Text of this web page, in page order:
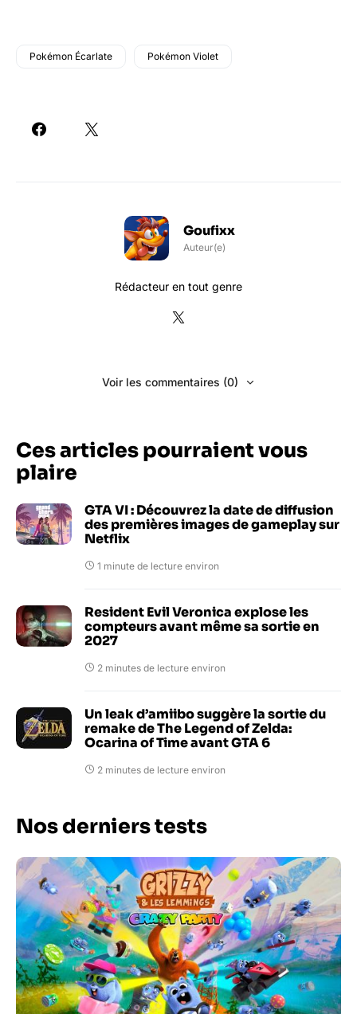
Pokémon Écarlate Pokémon Violet
Goufixx
Auteur(e)
Rédacteur en tout genre
Voir les commentaires (0)
Ces articles pourraient vous
plaire
GTA VI : Découvrez la date de diffusion
des premières images de gameplay sur
Netflix
1 minute de lecture environ
Resident Evil Veronica explose les
compteurs avant même sa sortie en
2027
2 minutes de lecture environ
Un leak d’amiibo suggère la sortie du
remake de The Legend of Zelda:
Ocarina of Time avant GTA 6
2 minutes de lecture environ
Nos derniers tests